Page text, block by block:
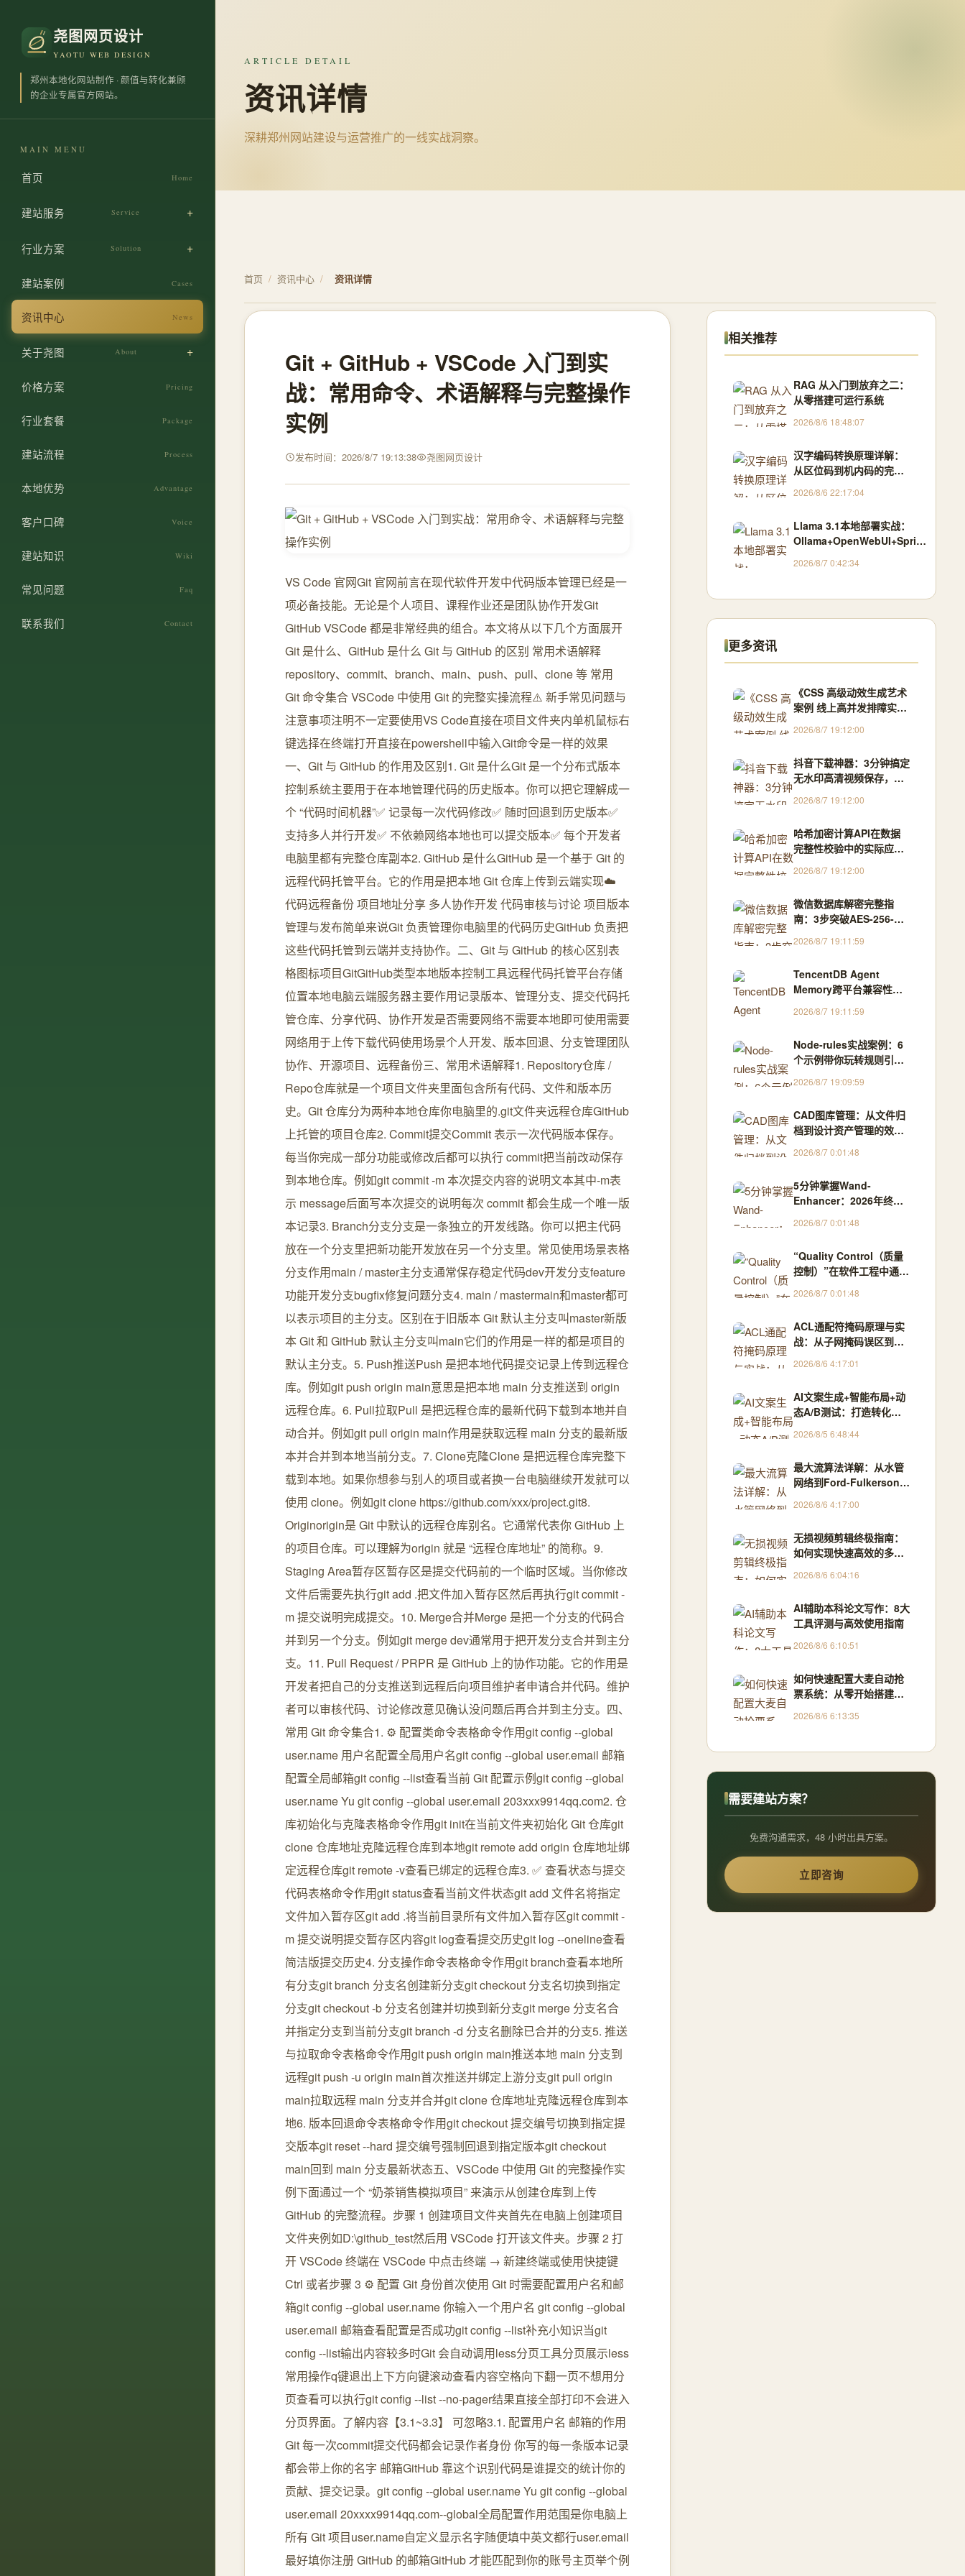
尧图网页设计
YAOTU WEB DESIGN
郑州本地化网站制作 · 颜值与转化兼顾
的企业专属官方网站。
MAIN MENU
首页 Home
建站服务 Service
企业官网定制搭建
实体工厂营销整站
郑州本地化 SEO
网站安全防护
行业方案 Solution
制造业建站
服务业建站
初创企业建站
零售门店建站
建站案例 Cases
资讯中心 News
关于尧图 About
设计团队
价格方案 Pricing
行业套餐 Package
建站流程 Process
本地优势 Advantage
客户口碑 Voice
建站知识 Wiki
常见问题 Faq
联系我们 Contact
ARTICLE DETAIL
资讯详情
深耕郑州网站建设与运营推广的一线实战洞察。
首页 / 资讯中心 / 资讯详情
Git + GitHub + VSCode 入门到实
战：常用命令、术语解释与完整操作
实例
发布时间：2026/8/7 19:13:38 尧图网页设计
VS Code 官网Git 官网前言在现代软件开发中代码版本管理已经是一
项必备技能。无论是个人项目、课程作业还是团队协作开发Git
GitHub VSCode 都是非常经典的组合。本文将从以下几个方面展开
Git 是什么、GitHub 是什么 Git 与 GitHub 的区别 常用术语解释
repository、commit、branch、main、push、pull、clone 等 常用
Git 命令集合️ VSCode 中使用 Git 的完整实操流程⚠️ 新手常见问题与
注意事项注明不一定要使用VS Code直接在项目文件夹内单机鼠标右
键选择在终端打开直接在powershell中输入Git命令是一样的效果
一、Git 与 GitHub 的作用及区别1. Git 是什么Git 是一个分布式版本
控制系统主要用于在本地管理代码的历史版本。你可以把它理解成一
个 “代码时间机器”✅ 记录每一次代码修改✅ 随时回退到历史版本✅
支持多人并行开发✅ 不依赖网络本地也可以提交版本✅ 每个开发者
电脑里都有完整仓库副本2. GitHub 是什么GitHub 是一个基于 Git 的
远程代码托管平台。它的作用是把本地 Git 仓库上传到云端实现☁️
代码远程备份 项目地址分享 多人协作开发 代码审核与讨论 项目版本
管理与发布简单来说Git 负责管理你电脑里的代码历史GitHub 负责把
这些代码托管到云端并支持协作。二、Git 与 GitHub 的核心区别表
格图标项目GitGitHub类型本地版本控制工具远程代码托管平台存储
位置本地电脑云端服务器主要作用记录版本、管理分支、提交代码托
管仓库、分享代码、协作开发是否需要网络不需要本地即可使用需要
网络用于上传下载代码使用场景个人开发、版本回退、分支管理团队
协作、开源项目、远程备份三、常用术语解释1. Repository仓库 /
Repo仓库就是一个项目文件夹里面包含所有代码、文件和版本历
史。Git 仓库分为两种本地仓库你电脑里的.git文件夹远程仓库GitHub
上托管的项目仓库2. Commit提交Commit 表示一次代码版本保存。
每当你完成一部分功能或修改后都可以执行 commit把当前改动保存
到本地仓库。例如git commit -m 本次提交内容的说明文本其中-m表
示 message后面写本次提交的说明每次 commit 都会生成一个唯一版
本记录3. Branch分支分支是一条独立的开发线路。你可以把主代码
放在一个分支里把新功能开发放在另一个分支里。常见使用场景表格
分支作用main / master主分支通常保存稳定代码dev开发分支feature
功能开发分支bugfix修复问题分支4. main / mastermain和master都可
以表示项目的主分支。区别在于旧版本 Git 默认主分支叫master新版
本 Git 和 GitHub 默认主分支叫main它们的作用是一样的都是项目的
默认主分支。5. Push推送Push 是把本地代码提交记录上传到远程仓
库。例如git push origin main意思是把本地 main 分支推送到 origin
远程仓库。6. Pull拉取Pull 是把远程仓库的最新代码下载到本地并自
动合并。例如git pull origin main作用是获取远程 main 分支的最新版
本并合并到本地当前分支。7. Clone克隆Clone 是把远程仓库完整下
载到本地。如果你想参与别人的项目或者换一台电脑继续开发就可以
使用 clone。例如git clone https://github.com/xxx/project.git8.
Originorigin是 Git 中默认的远程仓库别名。它通常代表你 GitHub 上
的项目仓库。可以理解为origin 就是 “远程仓库地址” 的简称。9.
Staging Area暂存区暂存区是提交代码前的一个临时区域。当你修改
文件后需要先执行git add .把文件加入暂存区然后再执行git commit -
m 提交说明完成提交。10. Merge合并Merge 是把一个分支的代码合
并到另一个分支。例如git merge dev通常用于把开发分支合并到主分
支。11. Pull Request / PRPR 是 GitHub 上的协作功能。它的作用是
开发者把自己的分支推送到远程后向项目维护者申请合并代码。维护
者可以审核代码、讨论修改意见确认没问题后再合并到主分支。四、
常用 Git 命令集合1. ⚙️ 配置类命令表格命令作用git config --global
user.name 用户名配置全局用户名git config --global user.email 邮箱
配置全局邮箱git config --list查看当前 Git 配置示例git config --global
user.name Yu git config --global user.email 203xxx9914qq.com2. 仓
库初始化与克隆表格命令作用git init在当前文件夹初始化 Git 仓库git
clone 仓库地址克隆远程仓库到本地git remote add origin 仓库地址绑
定远程仓库git remote -v查看已绑定的远程仓库3. ✅ 查看状态与提交
代码表格命令作用git status查看当前文件状态git add 文件名将指定
文件加入暂存区git add .将当前目录所有文件加入暂存区git commit -
m 提交说明提交暂存区内容git log查看提交历史git log --oneline查看
简洁版提交历史4. 分支操作命令表格命令作用git branch查看本地所
有分支git branch 分支名创建新分支git checkout 分支名切换到指定
分支git checkout -b 分支名创建并切换到新分支git merge 分支名合
并指定分支到当前分支git branch -d 分支名删除已合并的分支5. 推送
与拉取命令表格命令作用git push origin main推送本地 main 分支到
远程git push -u origin main首次推送并绑定上游分支git pull origin
main拉取远程 main 分支并合并git clone 仓库地址克隆远程仓库到本
地6. 版本回退命令表格命令作用git checkout 提交编号切换到指定提
交版本git reset --hard 提交编号强制回退到指定版本git checkout
main回到 main 分支最新状态五、VSCode 中使用 Git 的完整操作实
例下面通过一个 “奶茶销售模拟项目” 来演示从创建仓库到上传
GitHub 的完整流程。步骤 1 创建项目文件夹首先在电脑上创建项目
文件夹例如D:\github_test然后用 VSCode 打开该文件夹。步骤 2 打
开 VSCode 终端在 VSCode 中点击终端 → 新建终端或使用快捷键
Ctrl 或者步骤 3 ⚙️ 配置 Git 身份首次使用 Git 时需要配置用户名和邮
箱git config --global user.name 你输入一个用户名 git config --global
user.email 邮箱查看配置是否成功git config --list补充小知识当git
config --list输出内容较多时Git 会自动调用less分页工具分页展示less
常用操作q键退出上下方向键滚动查看内容空格向下翻一页不想用分
页查看可以执行git config --list --no-pager结果直接全部打印不会进入
分页界面。了解内容【3.1~3.3】 可忽略3.1. 配置用户名 邮箱的作用
Git 每一次commit提交代码都会记录作者身份 你写的每一条版本记录
都会带上你的名字 邮箱GitHub 靠这个识别代码是谁提交的统计你的
贡献、提交记录。git config --global user.name Yu git config --global
user.email 20xxxx9914qq.com--global全局配置作用范围是你电脑上
所有 Git 项目user.name自定义显示名字随便填中英文都行user.email
最好填你注册 GitHub 的邮箱GitHub 才能匹配到你的账号主页举个例
相关推荐
RAG 从入门到放弃之二：
从零搭建可运行系统
2026/8/6 18:48:07
汉字编码转换原理详解：
从区位码到机内码的完整
2026/8/6 22:17:04
Llama 3.1本地部署实战：
Ollama+OpenWebUI+Spring
2026/8/7 0:42:34
更多资讯
《CSS 高级动效生成艺术
案例 线上高并发排障实
2026/8/7 19:12:00
抖音下载神器：3分钟搞定
无水印高清视频保存，支
2026/8/7 19:12:00
哈希加密计算API在数据
完整性校验中的实际应用
2026/8/7 19:12:00
微信数据库解密完整指
南：3步突破AES-256-
2026/8/7 19:11:59
TencentDB Agent
Memory跨平台兼容性：
使用差异
2026/8/7 19:11:59
Node-rules实战案例：6
个示例带你玩转规则引擎
2026/8/7 19:09:59
CAD图库管理：从文件归
档到设计资产管理的效率
2026/8/7 0:01:48
5分钟掌握Wand-
Enhancer：2026年终极
指南
2026/8/7 0:01:48
“Quality Control（质量
控制）”在软件工程中通常
件产品符合预定的质量标
2026/8/7 0:01:48
ACL通配符掩码原理与实
战：从子网掩码误区到精
2026/8/6 4:17:01
AI文案生成+智能布局+动
态A/B测试：打造转化率
闭环，限免内测通道今日
2026/8/5 6:48:44
最大流算法详解：从水管
网络到Ford-Fulkerson与
2026/8/6 4:17:00
无损视频剪辑终极指南：
如何实现快速高效的多媒
2026/8/6 6:04:16
AI辅助本科论文写作：8大
工具评测与高效使用指南
2026/8/6 6:10:51
如何快速配置大麦自动抢
票系统：从零开始搭建
2026/8/6 6:13:35
需要建站方案？
免费沟通需求，48 小时出具方案。
立即咨询